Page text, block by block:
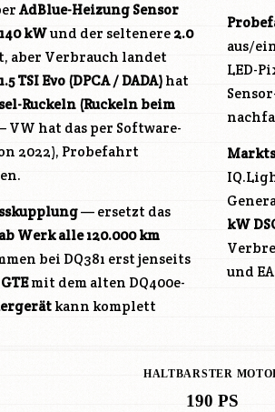
AdBlue-Heizung Sensor
kWund der seltenere 2.0
aber Verbrauch landet
1.5 TSI Evo (DPCA/ DADA) hat
Ruckeln (Ruckeln beim
VW hat das per Software-
2022), Probefahrt
— ersetzt das
Werk alle 120.000 km
bei DQ381 erst jenseits
mit dem alten DQ400e-
kann komplett
aus/
LED-
kW
und
HALTBARSTER
190 PS